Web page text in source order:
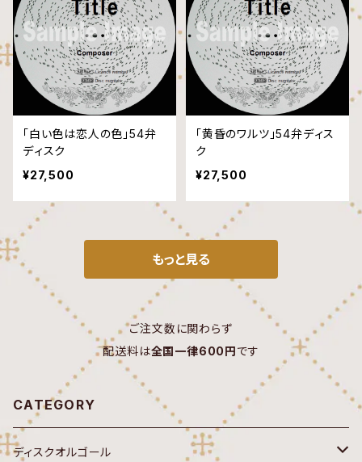
「白い色は恋人の色」54弁
ディスク
¥27,500
「黄昏のワルツ」54弁ディス
ク
¥27,500
もっと見る
ご注文数に関わらず
配送料は全国一律600円です
CATEGORY
ディスクオルゴール